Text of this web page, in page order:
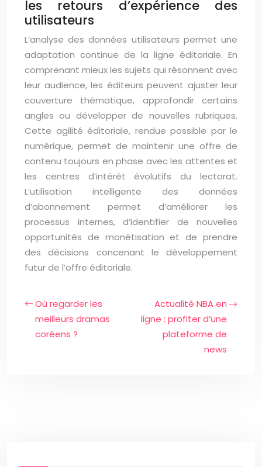
les retours d’expérience des
utilisateurs
L’analyse des données utilisateurs permet une
adaptation continue de la ligne éditoriale. En
comprenant mieux les sujets qui résonnent avec
leur audience, les éditeurs peuvent ajuster leur
couverture thématique, approfondir certains
angles ou développer de nouvelles rubriques.
Cette agilité éditoriale, rendue possible par le
numérique, permet de maintenir une offre de
contenu toujours en phase avec les attentes et
les centres d’intérêt évolutifs du lectorat.
L’utilisation intelligente des données
d’abonnement permet d’améliorer les
processus internes, d’identifier de nouvelles
opportunités de monétisation et de prendre
des décisions concenant le développement
futur de l’offre éditoriale.
Où regarder les
meilleurs dramas
coréens ?
Actualité NBA en
ligne : profiter d’une
plateforme de
news